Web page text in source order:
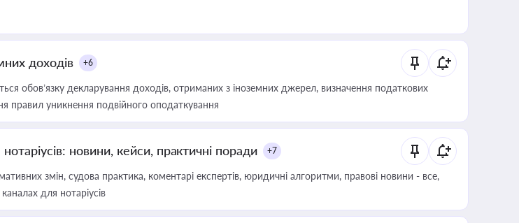
доходів +6
обов’язку декларування доходів, отриманих з іноземних джерел, визначення податкових
правил уникнення подвійного оподаткування
новини, кейси, практичні поради +7
змін, судова практика, коментарі експертів, юридичні алгоритми, правові новини - все,
для нотаріусів